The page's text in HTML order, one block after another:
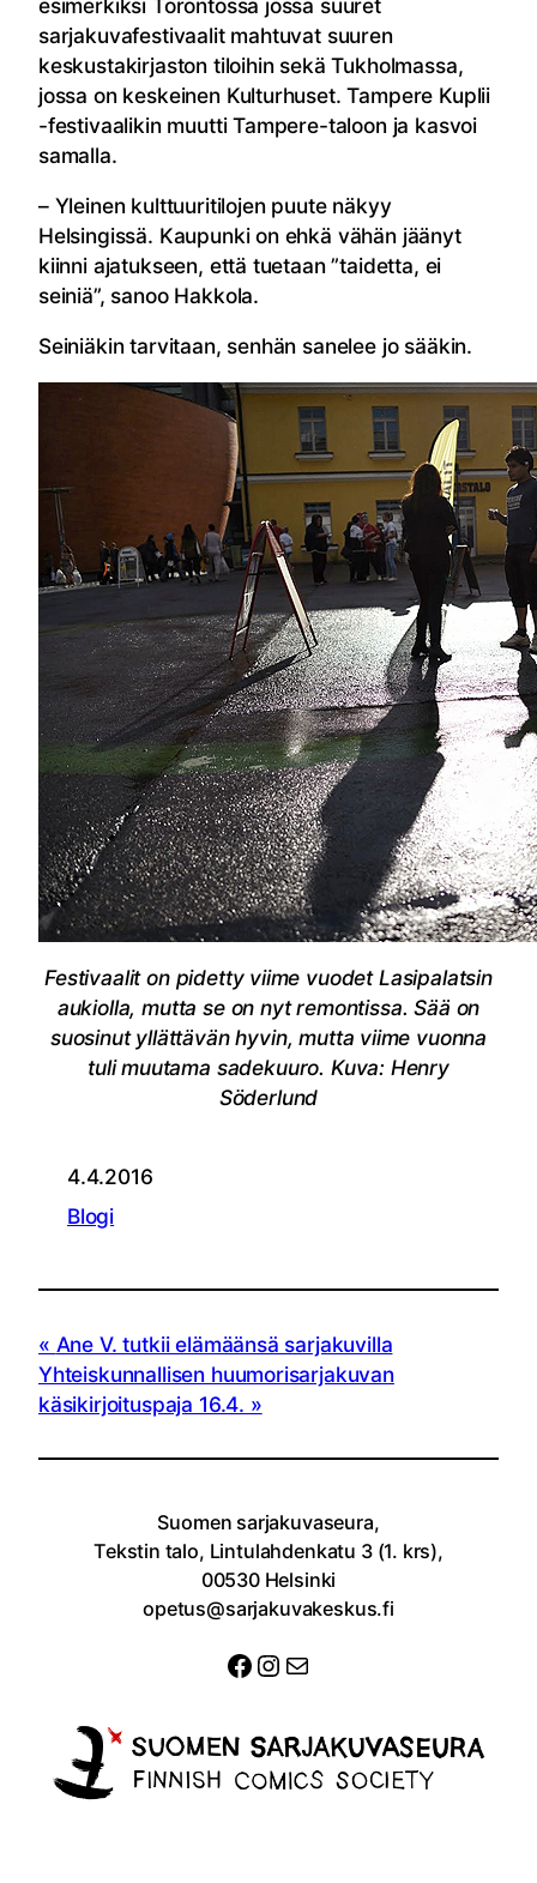
sarjakuvafestivaalit mahtuvat suuren
keskustakirjaston tiloihin sekä Tukholmassa,
jossa on keskeinen Kulturhuset. Tampere Kuplii
-festivaalikin muutti Tampere-taloon ja kasvoi
samalla.
– Yleinen kulttuuritilojen puute näkyy
Helsingissä. Kaupunki on ehkä vähän jäänyt
kiinni ajatukseen, että tuetaan ”taidetta, ei
seiniä”, sanoo Hakkola.
Seiniäkin tarvitaan, senhän sanelee jo sääkin.
Festivaalit on pidetty viime vuodet Lasipalatsin
aukiolla, mutta se on nyt remontissa. Sää on
suosinut yllättävän hyvin, mutta viime vuonna
tuli muutama sadekuuro. Kuva: Henry
Söderlund
4.4.2016
Blogi
Ane V. tutkii elämäänsä sarjakuvilla
Yhteiskunnallisen huumorisarjakuvan
käsikirjoituspaja 16.4.
Suomen sarjakuvaseura,
Tekstin talo, Lintulahdenkatu 3 (1. krs),
00530 Helsinki
opetus@sarjakuvakeskus.fi
Facebook
Instagram
Sähköposti